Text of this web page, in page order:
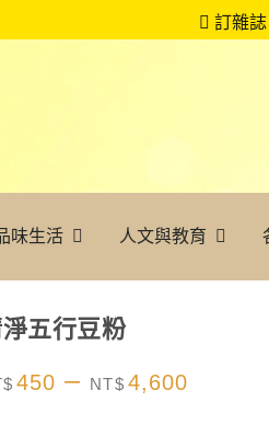
訂雜誌
味生活 人文與教育
五行豆粉
450 – NT$ 4,600